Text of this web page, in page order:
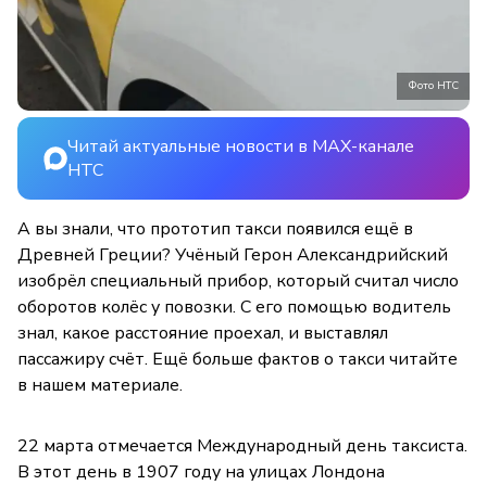
Фото НТС
Читай актуальные новости в MAX-канале
НТС
А вы знали, что прототип такси появился ещё в
Древней Греции? Учёный Герон Александрийский
изобрёл специальный прибор, который считал число
оборотов колёс у повозки. С его помощью водитель
знал, какое расстояние проехал, и выставлял
пассажиру счёт. Ещё больше фактов о такси читайте
в нашем материале.
22 марта отмечается Международный день таксиста.
В этот день в 1907 году на улицах Лондона